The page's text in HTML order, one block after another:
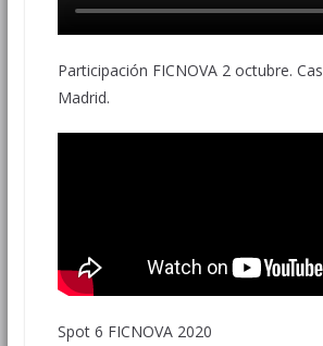
Participación FICNOVA 2 octubre.
Madrid.
Spot 6 FICNOVA 2020